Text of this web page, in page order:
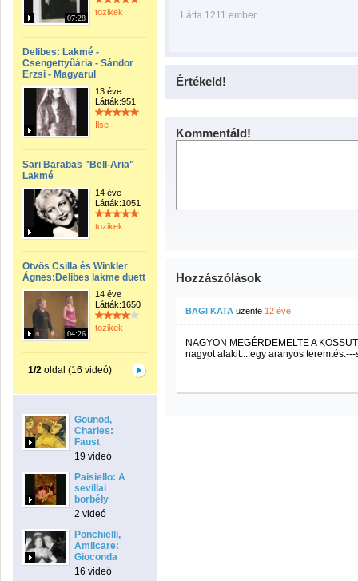
07:28
tozikek
Delibes: Lakmé -
Csengettyűária - Sándor
Erzsi - Magyarul
13 éve
Látták:951
Ilse
Sari Barabas "Bell-Aria"
Lakmé
14 éve
Látták:1051
tozikek
Ötvös Csilla és Winkler
Ágnes:Delibes lakme duett
04:26
14 éve
Látták:1650
tozikek
1/2oldal (16 videó)
Gounod,
Charles:
Faust
19 videó
Paisiello: A
sevillai
borbély
2 videó
Ponchielli,
Amilcare:
Gioconda
16 videó
Látta 1211 ember.
Értékeld!
Kommentáld!
Hozzászólások
BAGI KATA üzente 12 éve
NAGYON MEGÉRDEMELTE A
nagyot alakit....egy aranyos